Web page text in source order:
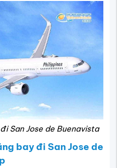
San Jose de Buenavista
bay đi San Jose de